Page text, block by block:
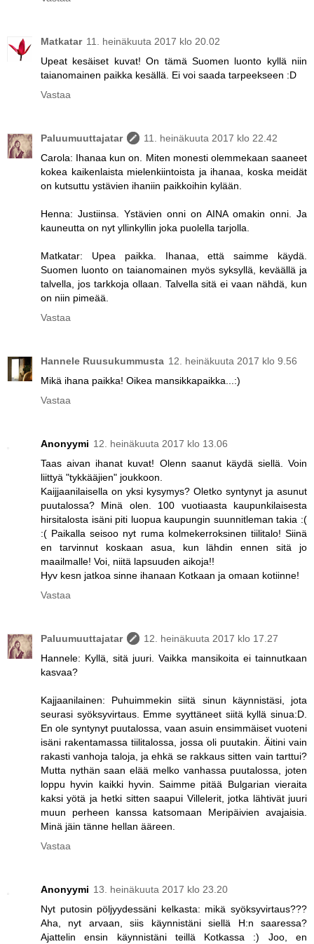
Matkatar 11. heinäkuuta 2017 klo 20.02
Upeat kesäiset kuvat! On tämä Suomen luonto kyllä niin
taianomainen paikka kesällä. Ei voi saada tarpeekseen :D
Vastaa
Paluumuuttajatar
11. heinäkuuta 2017 klo 22.42
Carola: Ihanaa kun on. Miten monesti olemmekaan saaneet
kokea kaikenlaista mielenkiintoista ja ihanaa, koska meidät
on kutsuttu ystävien ihaniin paikkoihin kylään.
Henna: Justiinsa. Ystävien onni on AINA omakin onni. Ja
kauneutta on nyt yllinkyllin joka puolella tarjolla.
Matkatar: Upea paikka. Ihanaa, että saimme käydä.
Suomen luonto on taianomainen myös syksyllä, keväällä ja
talvella, jos tarkkoja ollaan. Talvella sitä ei vaan nähdä, kun
on niin pimeää.
Vastaa
Hannele Ruusukummusta 12. heinäkuuta 2017 klo 9.56
Mikä ihana paikka! Oikea mansikkapaikka...:)
Vastaa
Anonyymi 12. heinäkuuta 2017 klo 13.06
Taas aivan ihanat kuvat! Olenn saanut käydä siellä. Voin
liittyä "tykkääjien" joukkoon.
Kaijjaanilaisella on yksi kysymys? Oletko syntynyt ja asunut
puutalossa? Minä olen. 100 vuotiaasta kaupunkilaisesta
hirsitalosta isäni piti luopua kaupungin suunnitleman takia :(
:( Paikalla seisoo nyt ruma kolmekerroksinen tiilitalo! Siinä
en tarvinnut koskaan asua, kun lähdin ennen sitä jo
maailmalle! Voi, niitä lapsuuden aikoja!!
Hyv kesn jatkoa sinne ihanaan Kotkaan ja omaan kotiinne!
Vastaa
Paluumuuttajatar
12. heinäkuuta 2017 klo 17.27
Hannele: Kyllä, sitä juuri. Vaikka mansikoita ei tainnutkaan
kasvaa?
Kajjaanilainen: Puhuimmekin siitä sinun käynnistäsi, jota
seurasi syöksyvirtaus. Emme syyttäneet siitä kyllä sinua:D.
En ole syntynyt puutalossa, vaan asuin ensimmäiset vuoteni
isäni rakentamassa tiilitalossa, jossa oli puutakin. Äitini vain
rakasti vanhoja taloja, ja ehkä se rakkaus sitten vain tarttui?
Mutta nythän saan elää melko vanhassa puutalossa, joten
loppu hyvin kaikki hyvin. Saimme pitää Bulgarian vieraita
kaksi yötä ja hetki sitten saapui Villelerit, jotka lähtivät juuri
muun perheen kanssa katsomaan Meripäivien avajaisia.
Minä jäin tänne hellan ääreen.
Vastaa
Anonyymi 13. heinäkuuta 2017 klo 23.20
Nyt putosin pöljyydessäni kelkasta: mikä syöksyvirtaus???
Aha, nyt arvaan, siis käynnistäni siellä H:n saaressa?
Ajattelin ensin käynnistäni teillä Kotkassa :) Joo, en